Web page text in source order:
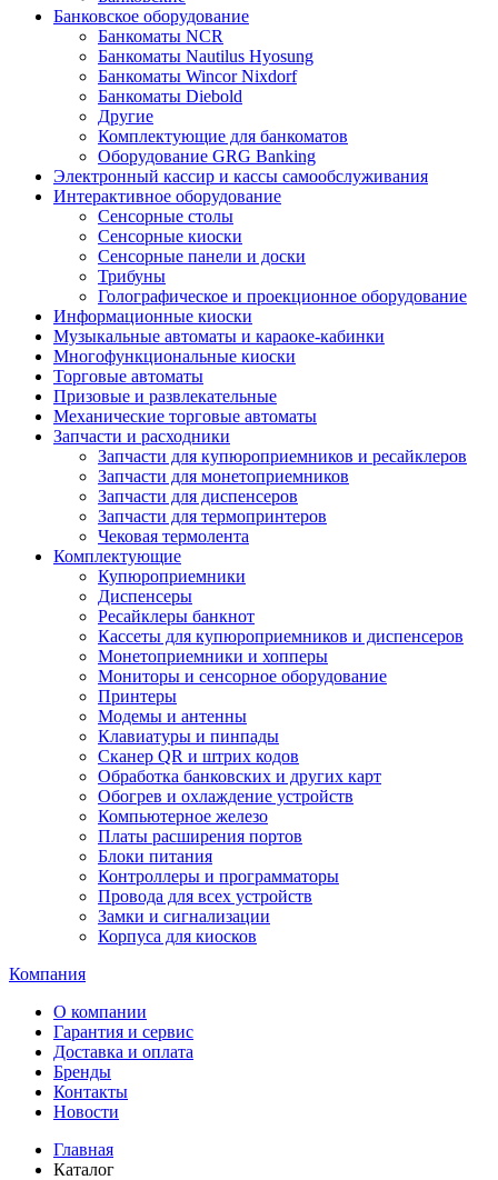
Банковское оборудование
Банкоматы NCR
Банкоматы Nautilus Hyosung
Банкоматы Wincor Nixdorf
Банкоматы Diebold
Другие
Комплектующие для банкоматов
Оборудование GRG Banking
Электронный кассир и кассы самообслуживания
Интерактивное оборудование
Сенсорные столы
Сенсорные киоски
Сенсорные панели и доски
Трибуны
Голографическое и проекционное оборудование
Информационные киоски
Музыкальные автоматы и караоке-кабинки
Многофункциональные киоски
Торговые автоматы
Призовые и развлекательные
Механические торговые автоматы
Запчасти и расходники
Запчасти для купюроприемников и ресайклеров
Запчасти для монетоприемников
Запчасти для диспенсеров
Запчасти для термопринтеров
Чековая термолента
Комплектующие
Купюроприемники
Диспенсеры
Ресайклеры банкнот
Кассеты для купюроприемников и диспенсеров
Монетоприемники и хопперы
Мониторы и сенсорное оборудование
Принтеры
Модемы и антенны
Клавиатуры и пинпады
Сканер QR и штрих кодов
Обработка банковских и других карт
Обогрев и охлаждение устройств
Компьютерное железо
Платы расширения портов
Блоки питания
Контроллеры и программаторы
Провода для всех устройств
Замки и сигнализации
Корпуса для киосков
Компания
О компании
Гарантия и сервис
Доставка и оплата
Бренды
Контакты
Новости
Главная
Каталог